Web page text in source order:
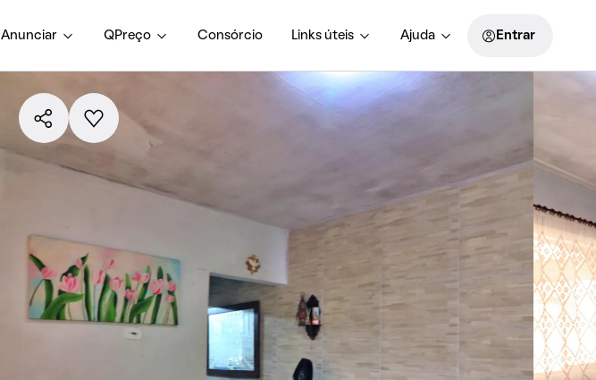
Anunciar QPreço Consórcio Links úteis Ajuda Entrar